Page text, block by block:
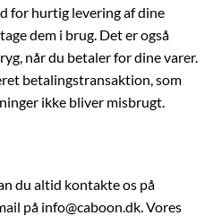
for hurtig levering af dine
dem i brug. Det er også
når du betaler for dine varer.
betalingstransaktion, som
ikke bliver misbrugt.
du altid kontakte os på
på info@caboon.dk. Vores